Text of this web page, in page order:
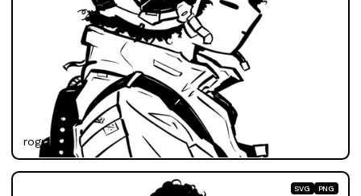
rogue
SVG PNG